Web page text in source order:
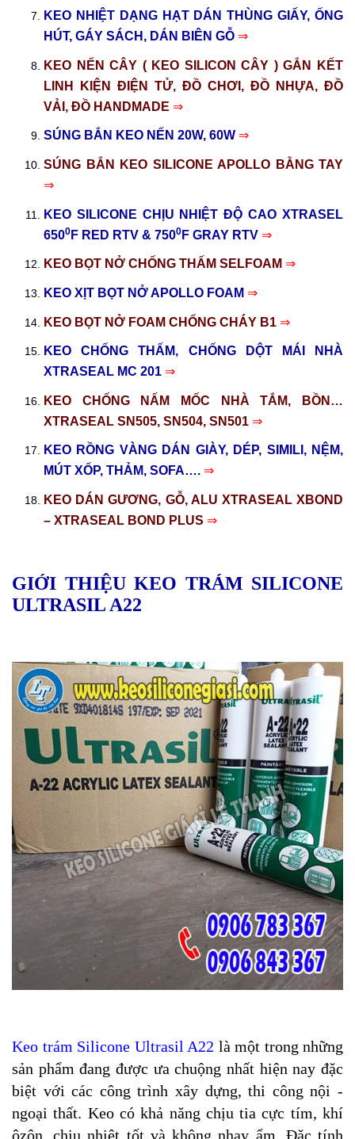
KEO NHIỆT DẠNG HẠT DÁN THÙNG GIẤY, ỐNG
HÚT, GÁY SÁCH, DÁN BIÊN GỖ ⇒
KEO NẾN CÂY ( KEO SILICON CÂY ) GẮN KẾT
LINH KIỆN ĐIỆN TỬ, ĐỒ CHƠI, ĐỒ NHỰA, ĐỒ
VẢI, ĐỒ HANDMADE ⇒
SÚNG BẮN KEO NẾN 20W, 60W ⇒
SÚNG BẮN KEO SILICONE APOLLO BẰNG TAY
⇒
KEO SILICONE CHỊU NHIỆT ĐỘ CAO XTRASEL
6500 F RED RTV & 7500 F GRAY RTV ⇒
KEO BỌT NỞ CHỐNG THẤM SELFOAM ⇒
KEO XỊT BỌT NỞ APOLLO FOAM ⇒
KEO BỌT NỞ FOAM CHỐNG CHÁY B1 ⇒
KEO CHỐNG THẤM, CHỐNG DỘT MÁI NHÀ
XTRASEAL MC 201 ⇒
KEO CHỐNG NẤM MỐC NHÀ TẮM, BỒN…
XTRASEAL SN505, SN504, SN501 ⇒
KEO RỒNG VÀNG DÁN GIÀY, DÉP, SIMILI, NỆM,
MÚT XỐP, THẢM, SOFA…. ⇒
KEO DÁN GƯƠNG, GỖ, ALU XTRASEAL XBOND
– XTRASEAL BOND PLUS ⇒
GIỚI THIỆU KEO TRÁM SILICONE
ULTRASIL A22
Keo trám Silicone Ultrasil A22 là một trong những
sản phẩm đang được ưa chuộng nhất hiện nay đặc
biệt với các công trình xây dựng, thi công nội -
ngoại thất. Keo có khả năng chịu tia cực tím, khí
ôzôn, chịu nhiệt tốt và không nhạy ẩm. Đặc tính